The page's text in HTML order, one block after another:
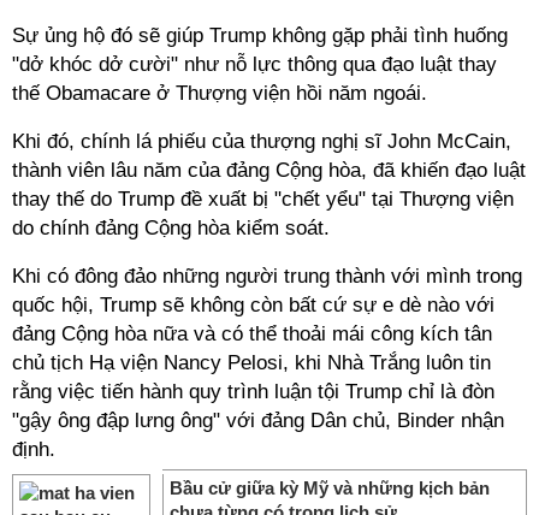
Sự ủng hộ đó sẽ giúp Trump không gặp phải tình huống
"dở khóc dở cười" như nỗ lực thông qua đạo luật thay
thế Obamacare ở Thượng viện hồi năm ngoái.
Khi đó, chính lá phiếu của thượng nghị sĩ John McCain,
thành viên lâu năm của đảng Cộng hòa, đã khiến đạo luật
thay thế do Trump đề xuất bị "chết yểu" tại Thượng viện
do chính đảng Cộng hòa kiểm soát.
Khi có đông đảo những người trung thành với mình trong
quốc hội, Trump sẽ không còn bất cứ sự e dè nào với
đảng Cộng hòa nữa và có thể thoải mái công kích tân
chủ tịch Hạ viện Nancy Pelosi, khi Nhà Trắng luôn tin
rằng việc tiến hành quy trình luận tội Trump chỉ là đòn
"gậy ông đập lưng ông" với đảng Dân chủ, Binder nhận
định.
Bầu cử giữa kỳ Mỹ và những kịch bản